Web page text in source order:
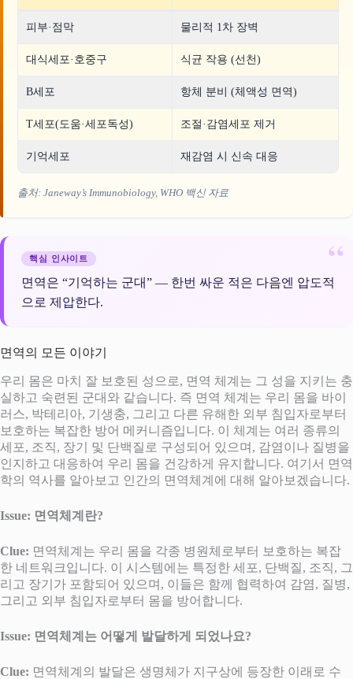
피부·점막 물리적 1차 장벽
대식세포·호중구 식균 작용 (선천)
B세포 항체 분비 (체액성 면역)
T세포(도움·세포독성) 조절·감염세포 제거
기억세포 재감염 시 신속 대응
출처: Janeway’s Immunobiology, WHO 백신 자료
핵심 인사이트
면역은 “기억하는 군대” — 한번 싸운 적은 다음엔 압도적
으로 제압한다.
면역의 모든 이야기
우리 몸은 마치 잘 보호된 성으로, 면역 체계는 그 성을 지키는 충
실하고 숙련된 군대와 같습니다. 즉 면역 체계는 우리 몸을 바이
러스, 박테리아, 기생충, 그리고 다른 유해한 외부 침입자로부터
보호하는 복잡한 방어 메커니즘입니다. 이 체계는 여러 종류의
세포, 조직, 장기 및 단백질로 구성되어 있으며, 감염이나 질병을
인지하고 대응하여 우리 몸을 건강하게 유지합니다. 여기서 면역
학의 역사를 알아보고 인간의 면역체계에 대해 알아보겠습니다.
Issue: 면역체계란?
Clue: 면역체계는 우리 몸을 각종 병원체로부터 보호하는 복잡
한 네트워크입니다. 이 시스템에는 특정한 세포, 단백질, 조직, 그
리고 장기가 포함되어 있으며, 이들은 함께 협력하여 감염, 질병,
그리고 외부 침입자로부터 몸을 방어합니다.
Issue: 면역체계는 어떻게 발달하게 되었나요?
Clue: 면역체계의 발달은 생명체가 지구상에 등장한 이래로 수